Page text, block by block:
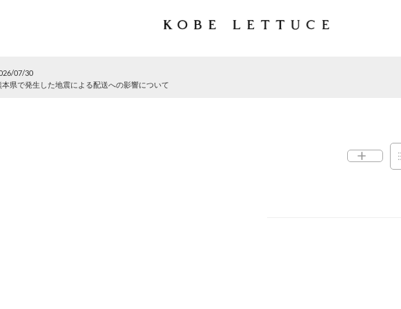
07/30
本県で発生した地震による配送への影響について